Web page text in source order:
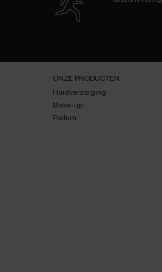
ONZE PRODUCTEN
Huidverzorging
Make-up
Parfum